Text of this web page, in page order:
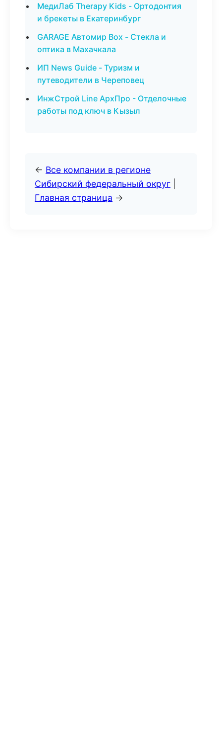
МедиЛаб Therapy Kids - Ортодонтия
и брекеты в Екатеринбург
GARAGE Автомир Box - Стекла и
оптика в Махачкала
ИП News Guide - Туризм и
путеводители в Череповец
ИнжСтрой Line АрхПро - Отделочные
работы под ключ в Кызыл
← Все компании в регионе
Сибирский федеральный округ
Главная страница →